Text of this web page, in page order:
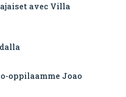
avec Villa
oppilaamme Joao